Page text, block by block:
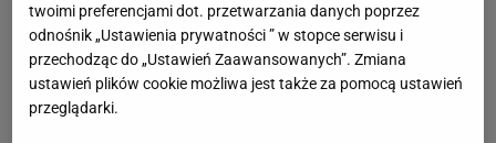
twoimi preferencjami dot. przetwarzania danych poprzez
odnośnik „Ustawienia prywatności ” w stopce serwisu i
przechodząc do „Ustawień Zaawansowanych”. Zmiana
ustawień plików cookie możliwa jest także za pomocą ustawień
przeglądarki.